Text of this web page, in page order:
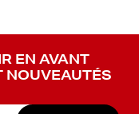
EN AVANT
NOUVEAUTÉS